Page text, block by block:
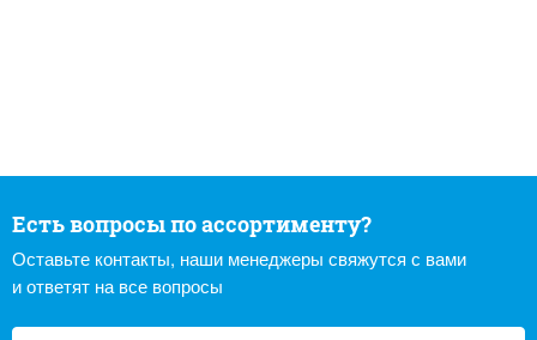
Есть вопросы по ассортименту?
Оставьте контакты, наши менеджеры свяжутся с вами
и ответят на все вопросы